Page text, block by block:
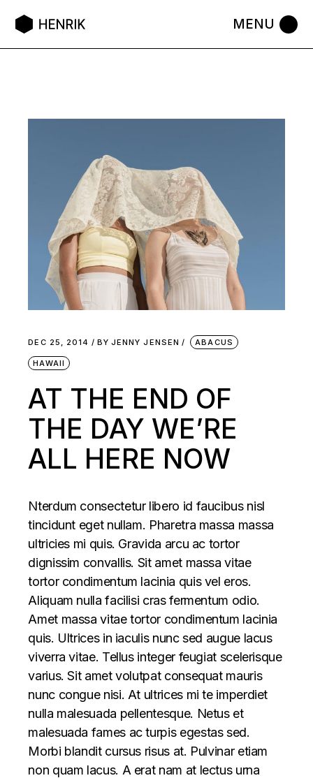
DEC 25, 2014 BY JENNY JENSEN ABACUS
HAWAII
AT THE END OF
THE DAY WE’RE
ALL HERE NOW
Nterdum consectetur libero id faucibus nisl
tincidunt eget nullam. Pharetra massa massa
ultricies mi quis. Gravida arcu ac tortor
dignissim convallis. Sit amet massa vitae
tortor condimentum lacinia quis vel eros.
Aliquam nulla facilisi cras fermentum odio.
Amet massa vitae tortor condimentum lacinia
quis. Ultrices in iaculis nunc sed augue lacus
viverra vitae. Tellus integer feugiat scelerisque
varius. Sit amet volutpat consequat mauris
nunc congue nisi. At ultrices mi te imperdiet
nulla malesuada pellentesque. Netus et
malesuada fames ac turpis egestas sed.
Morbi blandit cursus risus at. Pulvinar etiam
non quam lacus. A erat nam at lectus urna